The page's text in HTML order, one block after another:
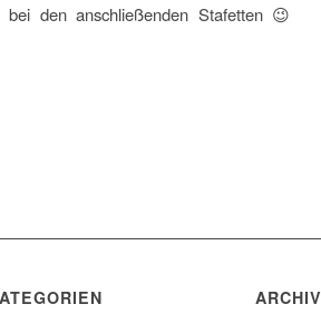
bei den anschließenden Stafetten 😉
ARCHIV